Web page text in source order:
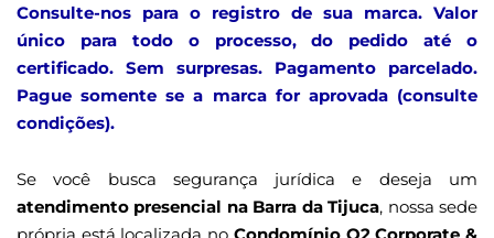
Consulte-nos para o registro de sua marca. Valor
único para todo o processo, do pedido até o
certificado. Sem surpresas. Pagamento parcelado.
Pague somente se a marca for aprovada (consulte
condições).
Se você busca segurança jurídica e deseja um
atendimento presencial na Barra da Tijuca, nossa sede